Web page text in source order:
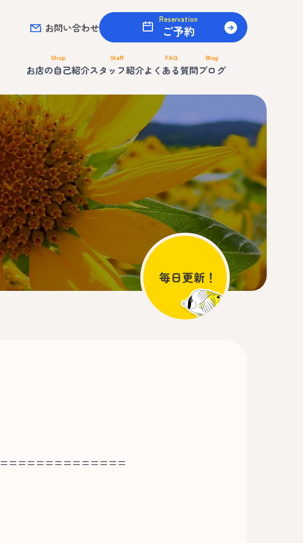
お問い合わせ
Reservation
ご予約
Shop
お店の自己紹介
Staff
スタッフ紹介
FAQ
よくある質問
Blog
ブログ